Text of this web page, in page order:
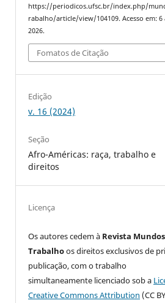
https://periodicos.ufsc.br/index.php/
rabalho/article/view/104109. Acesso em: 6
2026.
Fomatos de Citação
Edição
v. 16 (2024)
Seção
Afro-Américas: raça, trabalho e
direitos
Licença
Os autores cedem à Revista
Trabalhoos direitos exclusivos de
publicação, com o trabalho
simultaneamente licenciado sob a
Creative Commons Attribution (CC